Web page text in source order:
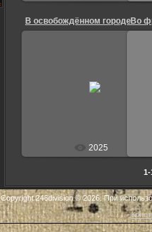
В освобождённом городе
2025
Во
1-
Copyright 246division © 2026. При